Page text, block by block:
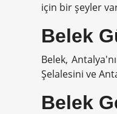
için bir şeyler
Belek
Belek,
Şelalesini ve
Belek